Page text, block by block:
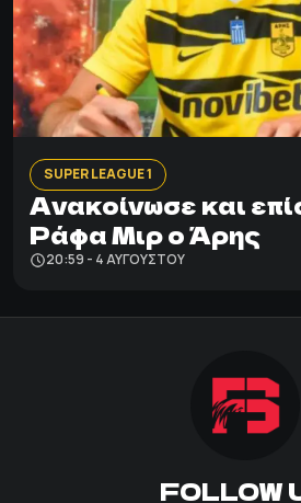
SUPER LEAGUE 1
Ανακοίνωσε και
Ράφα Μιρ ο Άρης
20:59 - 4 ΑΥΓΟΎΣΤΟΥ
FOLLOW